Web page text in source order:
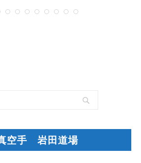
空手 岩田道場